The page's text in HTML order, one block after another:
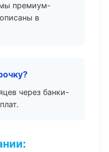
премиум-
в
через банки-